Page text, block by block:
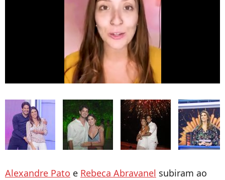
Alexandre Pato e Rebeca Abravanel subiram ao